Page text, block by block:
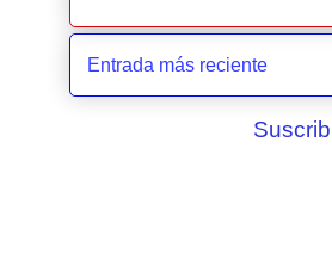
Entrada más reciente